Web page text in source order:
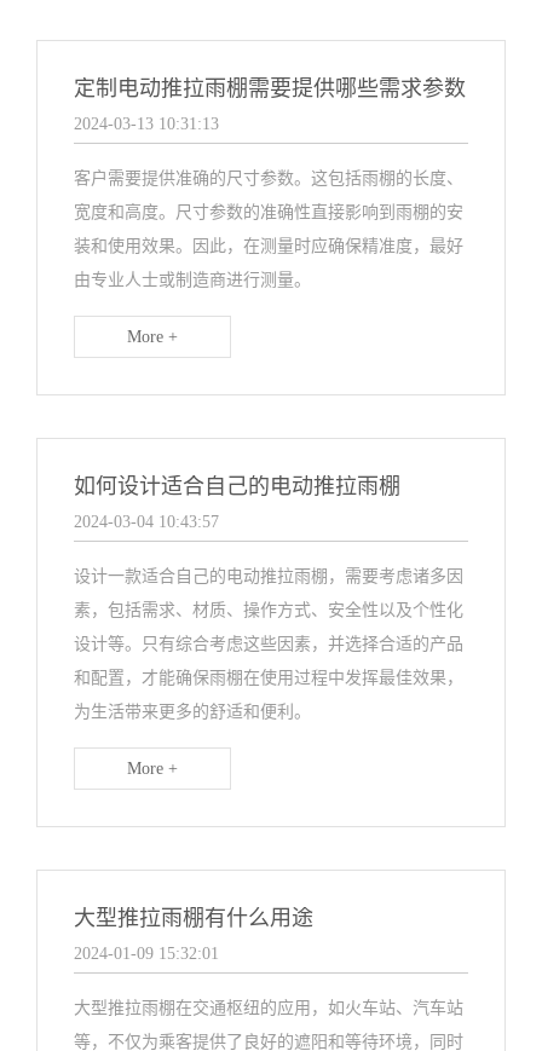
定制电动推拉雨棚需要提供哪些需求参数
2024-03-13 10:31:13
客户需要提供准确的尺寸参数。这包括雨棚的长度、
宽度和高度。尺寸参数的准确性直接影响到雨棚的安
装和使用效果。因此，在测量时应确保精准度，最好
由专业人士或制造商进行测量。
More +
如何设计适合自己的电动推拉雨棚
2024-03-04 10:43:57
设计一款适合自己的电动推拉雨棚，需要考虑诸多因
素，包括需求、材质、操作方式、安全性以及个性化
设计等。只有综合考虑这些因素，并选择合适的产品
和配置，才能确保雨棚在使用过程中发挥最佳效果，
为生活带来更多的舒适和便利。
More +
大型推拉雨棚有什么用途
2024-01-09 15:32:01
大型推拉雨棚在交通枢纽的应用，如火车站、汽车站
等，不仅为乘客提供了良好的遮阳和等待环境，同时